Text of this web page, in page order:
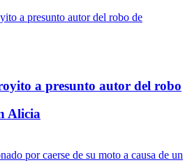
a presunto autor del robo
Alicia